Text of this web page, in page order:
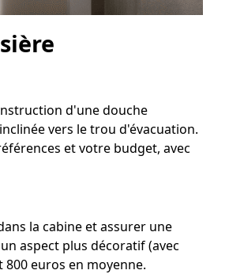
d'une douche
vers le trou d'évacuation.
et votre budget, avec
la cabine et assurer une
aspect plus décoratif (avec
euros en moyenne.